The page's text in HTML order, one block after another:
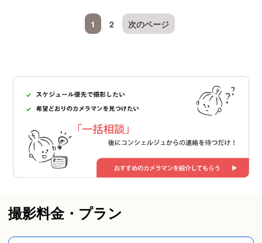
1 2 次のページ
撮影料金・プラン